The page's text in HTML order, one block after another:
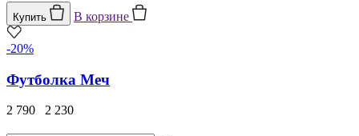
Купить В корзине
-20%
Футболка Меч
2 790 2 230